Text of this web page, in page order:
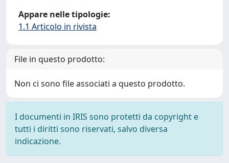
Appare nelle tipologie:
1.1 Articolo in rivista
File in questo prodotto:
Non ci sono file associati a questo prodotto.
I documenti in IRIS sono protetti da copyright e
tutti i diritti sono riservati, salvo diversa
indicazione.